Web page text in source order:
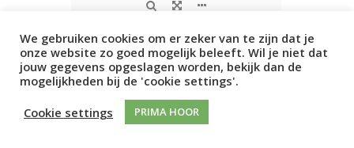
We gebruiken cookies om er zeker van te zijn dat je
onze website zo goed mogelijk beleeft. Wil je niet dat
jouw gegevens opgeslagen worden, bekijk dan de
mogelijkheden bij de 'cookie settings'.
Cookie settings
PRIMA HOOR